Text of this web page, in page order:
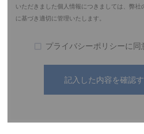
いただきました個人情報につきましては、弊社
に基づき適切に管理いたします。
プライバシーポリシーに同